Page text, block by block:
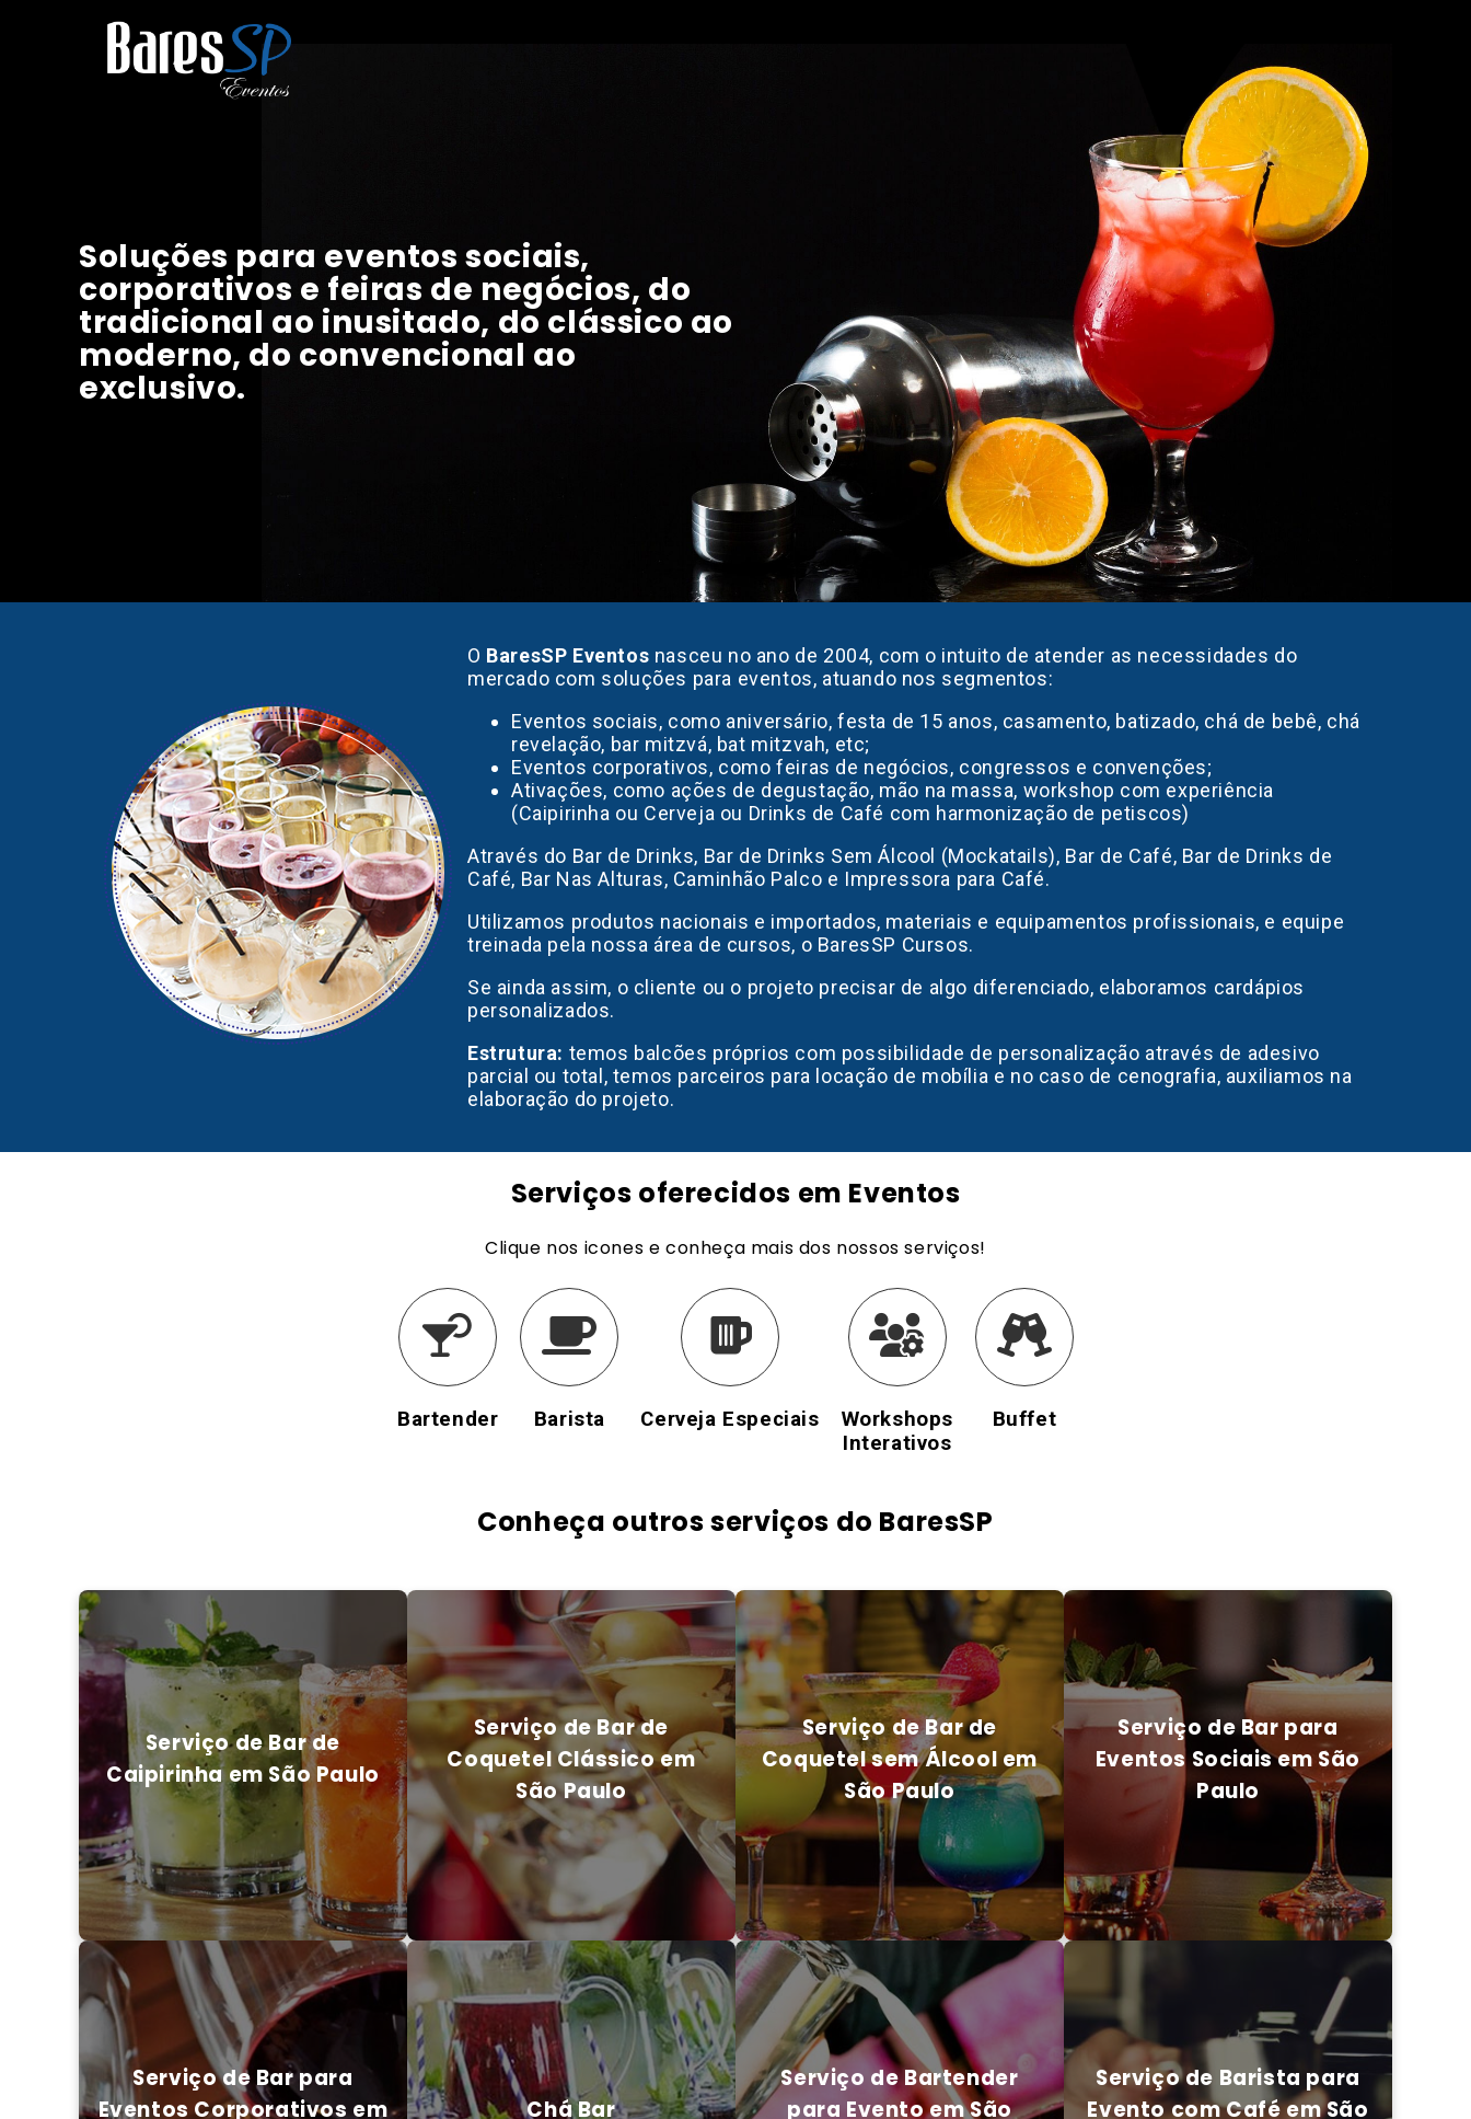
Soluções para eventos sociais,
corporativos e feiras de negócios, do
tradicional ao inusitado, do clássico ao
moderno, do convencional ao
exclusivo.
O BaresSP Eventos nasceu no ano de 2004, com o intuito de atender as necessidades do
mercado com soluções para eventos, atuando nos segmentos:
Eventos sociais, como aniversário, festa de 15 anos, casamento, batizado, chá de bebê, chá
revelação, bar mitzvá, bat mitzvah, etc;
Eventos corporativos, como feiras de negócios, congressos e convenções;
Ativações, como ações de degustação, mão na massa, workshop com experiência
(Caipirinha ou Cerveja ou Drinks de Café com harmonização de petiscos)
Através do Bar de Drinks, Bar de Drinks Sem Álcool (Mockatails), Bar de Café, Bar de Drinks de
Café, Bar Nas Alturas, Caminhão Palco e Impressora para Café.
Utilizamos produtos nacionais e importados, materiais e equipamentos profissionais, e equipe
treinada pela nossa área de cursos, o BaresSP Cursos.
Se ainda assim, o cliente ou o projeto precisar de algo diferenciado, elaboramos cardápios
personalizados.
Estrutura: temos balcões próprios com possibilidade de personalização através de adesivo
parcial ou total, temos parceiros para locação de mobília e no caso de cenografia, auxiliamos na
elaboração do projeto.
Serviços oferecidos em Eventos
Clique nos icones e conheça mais dos nossos serviços!
Bartender Barista Cerveja Especiais
Workshops
Interativos
Buffet
Conheça outros serviços do BaresSP
Serviço de Bar de
Caipirinha em São Paulo
Serviço de Bar de
Caipirinha em São Paulo
ENTRE EM CONTATO CONOSCO
Serviço de Bar de
Coquetel Clássico em
São Paulo
Serviço de Bar de
Coquetel Clássico em
São Paulo
ENTRE EM CONTATO CONOSCO
Serviço de Bar de
Coquetel sem Álcool em
São Paulo
Serviço de Bar de
Coquetel sem Álcool em
São Paulo
ENTRE EM CONTATO CONOSCO
Serviço de Bar para
Eventos Sociais em São
Paulo
Serviço de Bar para
Eventos Sociais em São
Paulo
ENTRE EM CONTATO CONOSCO
Serviço de Bar para
Eventos Corporativos em
Serviço de Bar para
Eventos Corporativos em
São Paulo
Chá Bar
Chá Bar
Serviço de Bartender
para Evento em São
Serviço de Bartender
para Evento em São
Paulo
Serviço de Barista para
Evento com Café em São
Serviço de Barista para
Evento com Café em São
Paulo